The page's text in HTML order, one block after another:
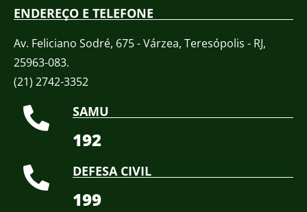
ENDEREÇO E TELEFONE
Av. Feliciano Sodré, 675 - Várzea, Teresópolis - RJ,
25963-083.
(21) 2742-3352​
SAMU
192
DEFESA CIVIL
199